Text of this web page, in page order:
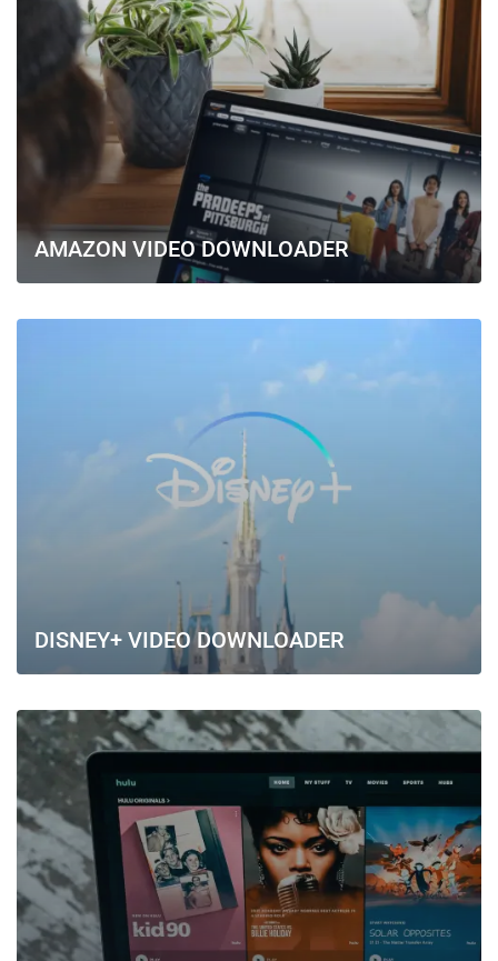
AMAZON VIDEO DOWNLOADER
DISNEY+ VIDEO DOWNLOADER